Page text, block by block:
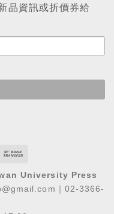
品資訊或折價券給
University Press
｜02-3366-